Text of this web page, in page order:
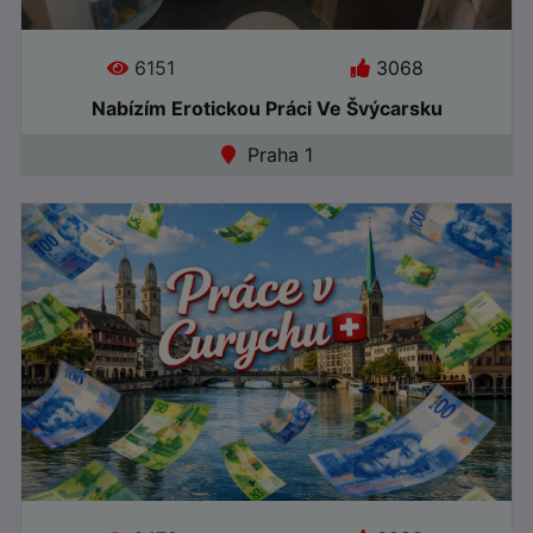
6151
3068
Nabízím Erotickou Práci Ve Švýcarsku
Praha 1
●
Offline